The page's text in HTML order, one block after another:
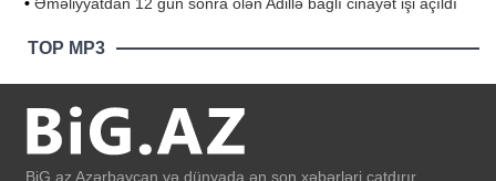
TOP MP3
BiG.az Azərbaycan və dünyada ən son xəbərləri çatdırır.